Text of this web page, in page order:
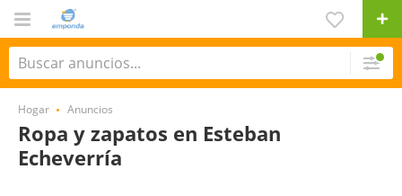
Hogar Anuncios
Ropa y zapatos en Esteban
Echeverría